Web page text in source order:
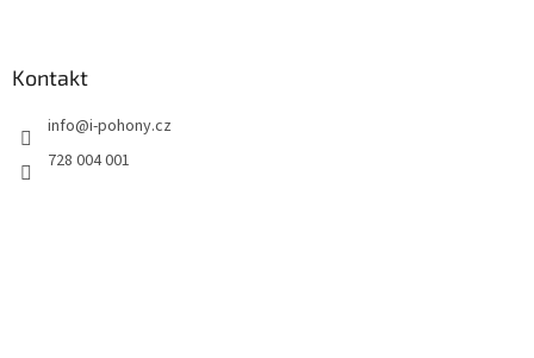
Kontakt
info@i-pohony.cz
728 004 001